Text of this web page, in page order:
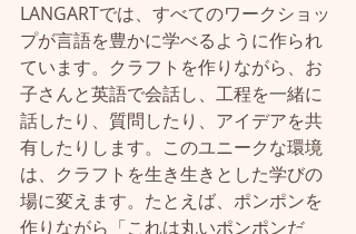
LANGARTでは、すべてのワークショッ
プが言語を豊かに学べるように作られ
ています。クラフトを作りながら、お
子さんと英語で会話し、工程を一緒に
話したり、質問したり、アイデアを共
有したりします。このユニークな環境
は、クラフトを生き生きとした学びの
場に変えます。たとえば、ポンポンを
作りながら「これは丸いポンポンだ